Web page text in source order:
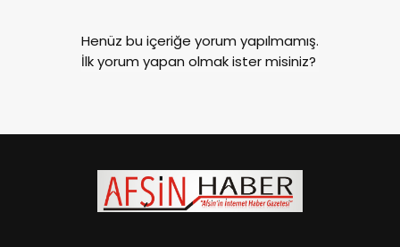
Henüz bu içeriğe yorum yapılmamış.
İlk yorum yapan olmak ister misiniz?